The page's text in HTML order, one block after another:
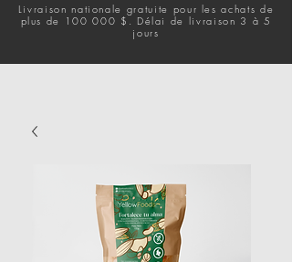
Livraison nationale gratuite pour les achats de
plus de 100 000 $. Délai de livraison 3 à 5
jours